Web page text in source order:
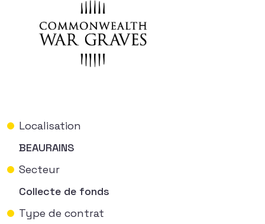
Localisation
BEAURAINS
Secteur
Collecte de fonds
Type de contrat